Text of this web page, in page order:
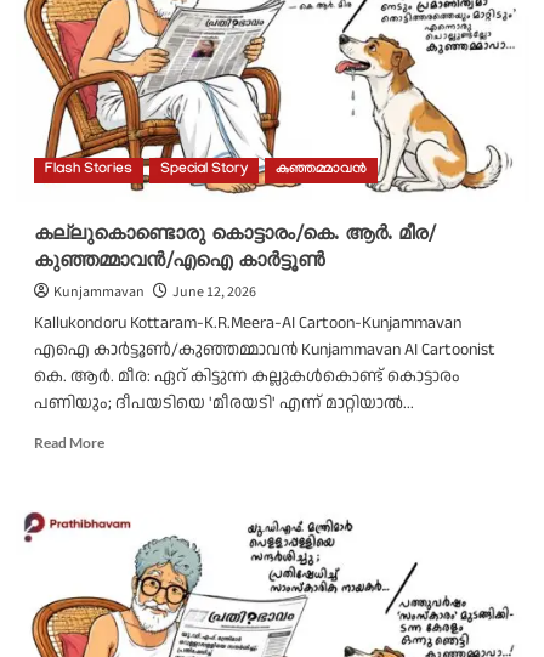
വോക്കൽ
സർക്കസ്
Flash Stories Special Story കുഞ്ഞമ്മാവൻ
കല്ലുകൊണ്ടൊരു കൊട്ടാരം/കെ. ആർ. മീര/
കുഞ്ഞമ്മാവൻ/എഐ കാർട്ടൂൺ
Kunjammavan June 12, 2026
Kallukondoru Kottaram-K.R.Meera-AI Cartoon-Kunjammavan
എഐ കാർട്ടൂൺ/കുഞ്ഞമ്മാവൻ Kunjammavan AI Cartoonist
കെ. ആർ. മീര: ഏറ് കിട്ടുന്ന കല്ലുകൾകൊണ്ട് കൊട്ടാരം
പണിയും; ദീപയടിയെ 'മീരയടി' എന്ന് മാറ്റിയാല്‍...
Read MoreRead
കൊട്ടാരം/
ആർ.
മീര/
കുഞ്ഞമ്മാവൻ/
എഐ